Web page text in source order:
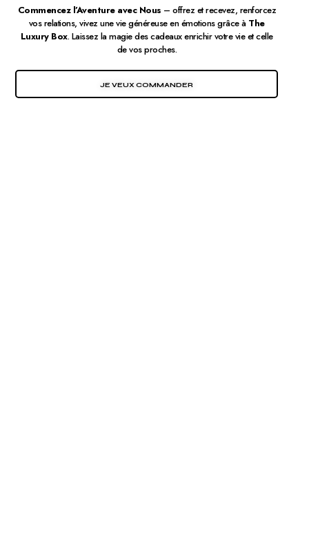
Commencez l’Aventure avec Nous – offrez et recevez, renforcez
vos relations, vivez une vie généreuse en émotions grâce à The
Luxury Box. Laissez la magie des cadeaux enrichir votre vie et celle
de vos proches.
JE VEUX COMMANDER